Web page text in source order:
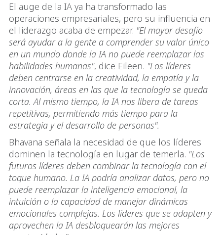
El auge de la IA ya ha transformado las
operaciones empresariales, pero su influencia en
el liderazgo acaba de empezar. "El mayor desafío
será ayudar a la gente a comprender su valor único
en un mundo donde la IA no puede reemplazar las
habilidades humanas", dice Eileen. "Los líderes
deben centrarse en la creatividad, la empatía y la
innovación, áreas en las que la tecnología se queda
corta. Al mismo tiempo, la IA nos libera de tareas
repetitivas, permitiendo más tiempo para la
estrategia y el desarrollo de personas".
Bhavana señala la necesidad de que los líderes
dominen la tecnología en lugar de temerla. "Los
futuros líderes deben combinar la tecnología con el
toque humano. La IA podría analizar datos, pero no
puede reemplazar la inteligencia emocional, la
intuición o la capacidad de manejar dinámicas
emocionales complejas. Los líderes que se adapten y
aprovechen la IA desbloquearán las mejores